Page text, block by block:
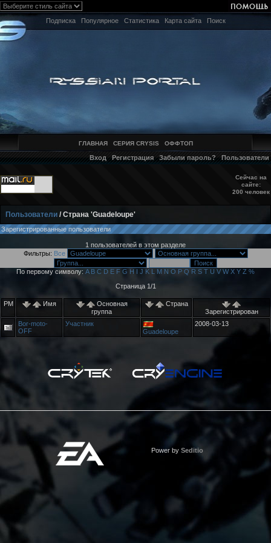
Подписка Популярное Статистика Карта сайта Поиск
ГЛАВНАЯ СЕРИЯ CRYSIS ОФФТОП
Вход Регистрация Забыли пароль? Пользователи
Сейчас на
сайте:
200 человек
Пользователи / Страна 'Guadeloupe'
Зарегистрированные пользователи
1 пользователей в этом разделе
Фильтры: Все
По первому символу: A B C D E F G H I J K L M N O P Q R S T U V W X Y Z %
Страница 1/1
PM Имя
Основная
группа
Страна
Зарегистрирован
Bor-moto-
OFF
Участник
Guadeloupe
2008-03-13
Power by Seditio